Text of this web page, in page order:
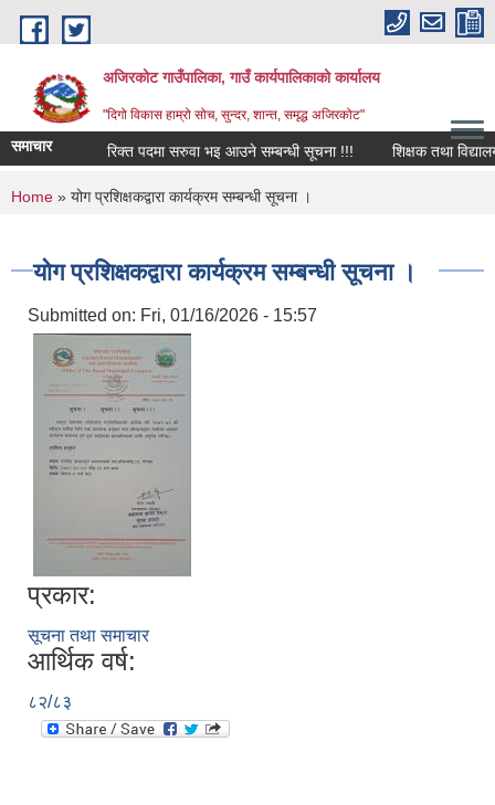
Skip to main content
अजिरकोट गाउँपालिका, गाउँ कार्यपालिकाको कार्यालय
"दिगो विकास हाम्रो सोच, सुन्दर, शान्त, समृद्ध अजिरकोट"
समाचार रिक्त पदमा सरुवा भइ आउने सम्बन्धी सूचना !!! शिक्षक तथा विद्यालय
You are here
Home » योग प्रशिक्षकद्वारा कार्यक्रम सम्बन्धी सूचना ।
योग प्रशिक्षकद्वारा कार्यक्रम सम्बन्धी सूचना ।
Submitted on: Fri, 01/16/2026 - 15:57
प्रकार:
सूचना तथा समाचार
आर्थिक वर्ष:
८२/८३